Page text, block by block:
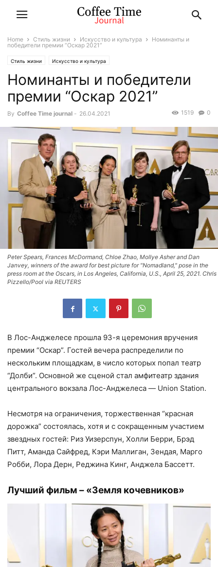
Home Стиль жизни Искусство и культура
Номинанты и
победители премии “Оскар 2021”
Стиль жизни Искусство и культура
Номинанты и победители
премии “Оскар 2021”
By Coffee Time journal - 26.04.2021 0
1519
Peter Spears, Frances McDormand, Chloe Zhao, Mollye Asher and Dan
Janvey, winners of the award for best picture for "Nomadland," pose in the
press room at the Oscars, in Los Angeles, California, U.S., April 25, 2021. Chris
Pizzello/Pool via REUTERS
В Лос-Анджелесе прошла 93-я церемония вручения
премии “Оскар”. Гостей вечера распределили по
нескольким площадкам, в число которых попал театр
“Долби”. Основной же сценой стал амфитеатр здания
центрального вокзала Лос-Анджелеса — Union Station.
Несмотря на ограничения, торжественная “красная
дорожка” состоялась, хотя и с сокращенным участием
звездных гостей: Риз Уизерспун, Холли Берри, Брэд
Питт, Аманда Сайфред, Кэри Маллиган, Зендая, Марго
Робби, Лора Дерн, Реджина Кинг, Анджела Бассетт.
Лучший фильм – «Земля кочевников»